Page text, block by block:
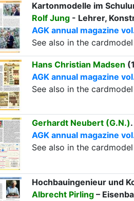
Kartonmodelle im
Rolf Jung- Lehrer,
AGK annual magazine
See also in the
Hans Christian Madsen
AGK annual magazine
See also in the
Gerhardt Neubert (G.N.)
AGK annual magazine
See also in the
Hochbauingenieur und
Albrecht Pirling–